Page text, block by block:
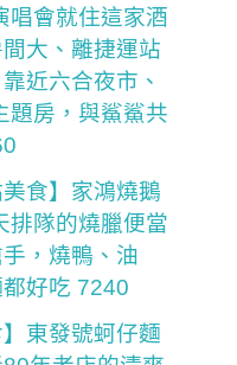
唱會就住這家酒
大、離捷運站
近六合夜市、
題房，與鯊鯊共
美食】家鴻燒鵝
排隊的燒臘便當
，燒鴨、油
好吃 7240
】東發號蚵仔麵